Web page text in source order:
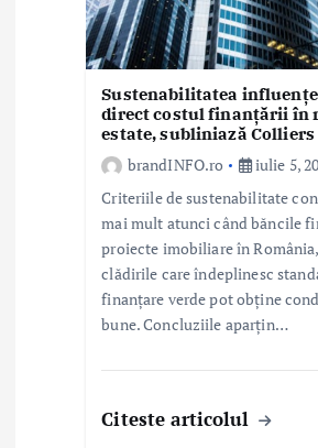
Sustenabilitatea
direct costul finanțării în
estate, subliniază Colliers
brandINFO.ro
iulie 5,
Criteriile de sustenabilitate
mai mult atunci când băncile
proiecte imobiliare în
clădirile care îndeplinesc
finanțare verde pot obține
bune. Concluziile aparțin…
Citeste articolul